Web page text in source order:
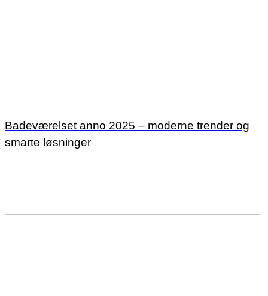
Badeværelset anno 2025 – moderne trender og
smarte løsninger